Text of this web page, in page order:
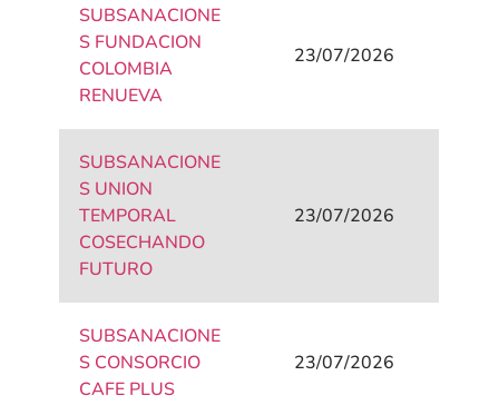
SUBSANACIONE
S FUNDACION
COLOMBIA
RENUEVA
23/07/2026
SUBSANACIONE
S UNION
TEMPORAL
COSECHANDO
FUTURO
23/07/2026
SUBSANACIONE
S CONSORCIO
CAFE PLUS
23/07/2026